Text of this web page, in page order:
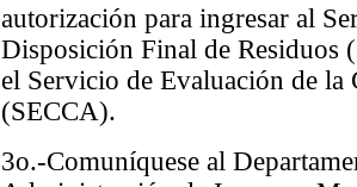
autorización para ingresar al
Disposición Final de Residuos
el Servicio de Evaluación de
(SECCA).
3o.-Comuníquese al